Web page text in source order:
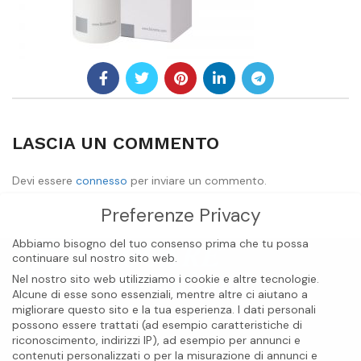
LASCIA UN COMMENTO
Devi essere connesso per inviare un commento.
Preferenze Privacy
Abbiamo bisogno del tuo consenso prima che tu possa
continuare sul nostro sito web.
Nel nostro sito web utilizziamo i cookie e altre tecnologie.
Alcune di esse sono essenziali, mentre altre ci aiutano a
migliorare questo sito e la tua esperienza. I dati personali
possono essere trattati (ad esempio caratteristiche di
riconoscimento, indirizzi IP), ad esempio per annunci e
contenuti personalizzati o per la misurazione di annunci e